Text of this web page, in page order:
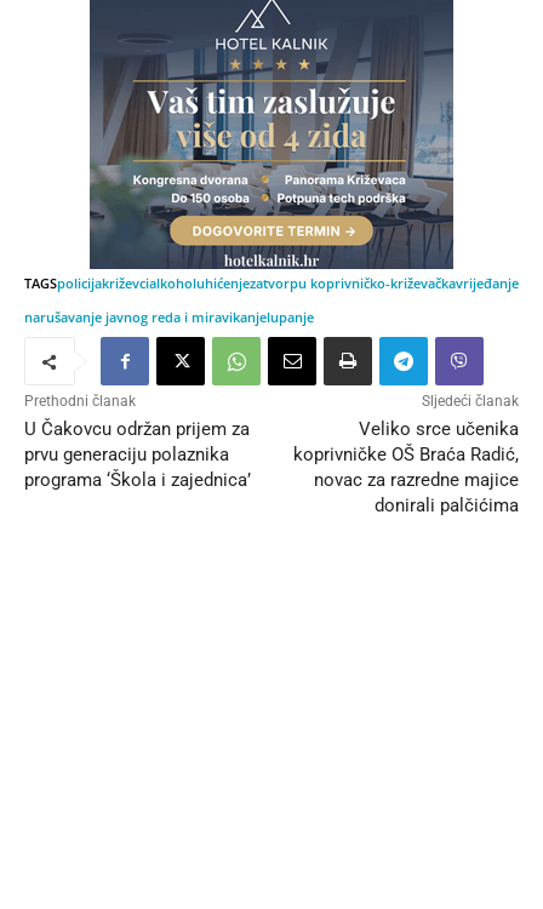
TAGSpolicijakriževcialkoholuhićenjezatvorpu koprivničko-križevačkavrijeđanje
narušavanje javnog reda i miravikanjelupanje
Prethodni članak
U Čakovcu održan prijem za
prvu generaciju polaznika
programa ‘Škola i zajednica’
Sljedeći članak
Veliko srce učenika
koprivničke OŠ Braća Radić,
novac za razredne majice
donirali palčićima